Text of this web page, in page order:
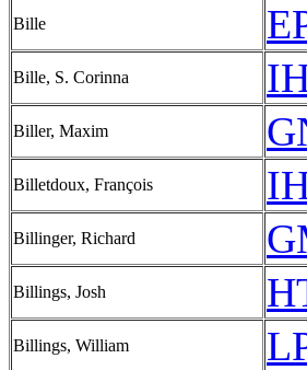
Bille
Bille, S. Corinna
Biller, Maxim
Billetdoux, François
Billinger, Richard
Billings, Josh
Billings, William